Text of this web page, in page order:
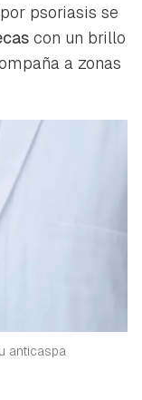
psoriasis se
con un brillo
a zonas
anticaspa